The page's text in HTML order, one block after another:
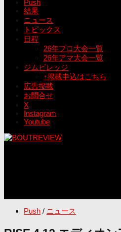
Push
結果
ニュース
トピックス
日程
26年プロ大会一覧
26年アマ大会一覧
ジムビレッジ
↑掲載申込はこちら
広告掲載
お問合せ
X
Instagram
Youtube
Push / ニュース